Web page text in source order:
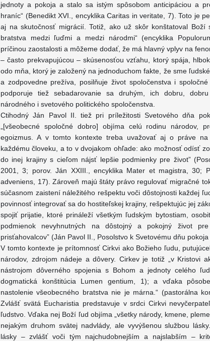
jednoty a pokoja a stalo sa istým spôsobom anticipáciou a
hraníc“ (Benedikt XVI., encyklika Caritas in veritate, 7). Toto je
aj na skutočnosť migrácií. Totiž, ako už skôr konštatoval Boží
bratstva medzi ľuďmi a medzi národmi“ (encyklika
príčinou zaostalosti a môžeme dodať, že má hlavný vplyv na
– často prekvapujúcou – skúsenosťou vzťahu, ktorý spája,
odo mňa, ktorý je založený na jednoduchom fakte, že sme
a zodpovedne prežíva, posilňuje život spoločenstva i
podporuje tiež sebadarovanie sa druhým, ich dobru,
národného i svetového politického spoločenstva.
Ctihodný Ján Pavol II. tiež pri príležitosti Svetového dňa
„[všeobecné spoločné dobro] objíma celú rodinu národov,
egoizmus. A v tomto kontexte treba uvažovať aj o práve na
každému človeku, a to v dvojakom ohľade: ako možnosť odísť
do inej krajiny s cieľom nájsť lepšie podmienky pre život”
2001, 3; porov. Ján XXIII., encyklika Mater et magistra, 30;
adveniens, 17). Zároveň majú štáty právo regulovať migračné
súčasnom zaistení náležitého rešpektu voči dôstojnosti každej
povinnosť integrovať sa do hostiteľskej krajiny, rešpektujúc jej
spojiť prijatie, ktoré prináleží všetkým ľudským bytostiam,
podmienok nevyhnutných na dôstojný a pokojný život
prisťahovalcov” (Ján Pavol II., Posolstvo k Svetovému dňu pokoja
V tomto kontexte je prítomnosť Cirkvi ako Božieho ľudu,
národov, zdrojom nádeje a dôvery. Cirkev je totiž „v Kristovi
nástrojom dôverného spojenia s Bohom a jednoty celého
dogmatická konštitúcia Lumen gentium, 1); a vďaka
nastolenie všeobecného bratstva nie je márna.“ (pastorálna
Zvlášť svätá Eucharistia predstavuje v srdci Cirkvi
ľudstvo. Vďaka nej Boží ľud objíma „všetky národy, kmene,
nejakým druhom svätej nadvlády, ale vyvýšenou službou
lásky – zvlášť voči tým najchudobnejším a najslabším –